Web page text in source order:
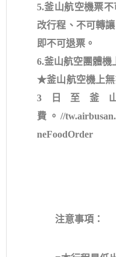
5.釜山航空機票
改行程、不可轉
即不可退票。
6.釜山航空團體機
★釜山航空機上無
3日至釜
費。//
neFoodOrder
注意事項：